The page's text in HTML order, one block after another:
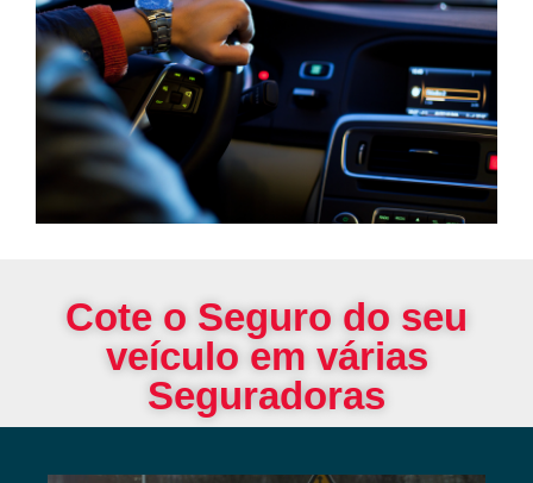
Cote o Seguro do seu
veículo em várias
Seguradoras